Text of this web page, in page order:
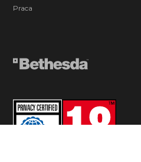
Praca